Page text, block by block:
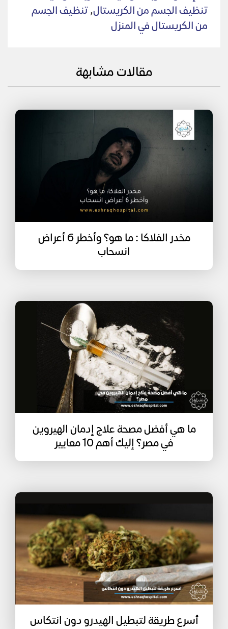
تنظيف الجسم من الكريستال,تنظيف الجسم
من الكريستال في المنزل
مقالات مشابهة
مخدر الفلاكا : ما هو؟ وأخطر 6 أعراض
انسحاب
ما هي أفضل مصحة علاج إدمان الهيروين
في مصر؟ إليك أهم 10 معايير
أسرع طريقة لتبطيل الهيدرو دون انتكاس